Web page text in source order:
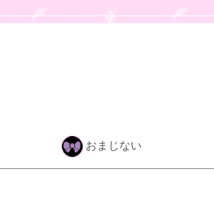
おまじない